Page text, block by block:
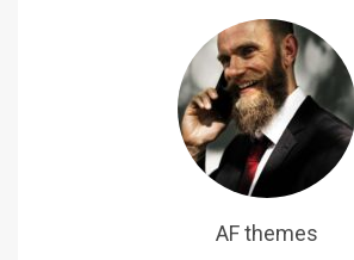
AF themes